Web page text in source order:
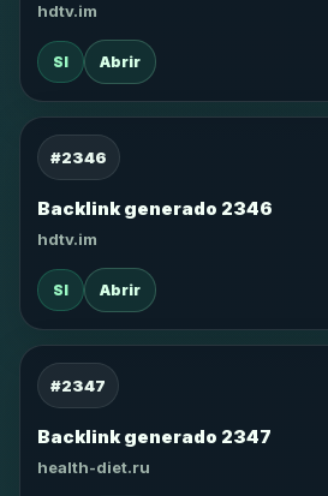
hdtv.im
SI Abrir
#2346
Backlink generado 2346
hdtv.im
SI Abrir
#2347
Backlink generado 2347
health-diet.ru